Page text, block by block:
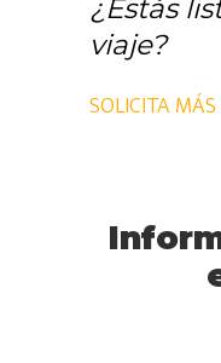
¿Estás
viaje?
SOLICITA